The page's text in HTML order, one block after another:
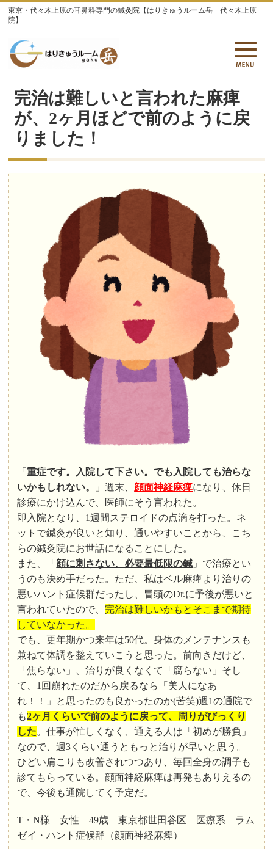
東京・代々木上原の耳鼻科専門の鍼灸院【はりきゅうルーム岳 代々木上原
院】
完治は難しいと言われた麻痺
が、2ヶ月ほどで前のように戻
りました！
「重症です。入院して下さい。でも入院しても治らな
いかもしれない。
」週末、 顔面神経麻痺になり、休日
診療にかけ込んで、医師にそう言われた。
即入院となり、1週間ステロイドの点滴を打った。ネ
ットで鍼灸が良いと知り、通いやすいことから、こち
らの鍼灸院にお世話になることにした。
また、「 顔に刺さない、必要最低限の鍼 」で治療とい
うのも決め手だった。ただ、私はベル麻痺より治りの
悪いハント症候群だったし、冒頭のDr.に予後が悪いと
言われていたので、 完治は難しいかもとそこまで期待
していなかった。
でも、更年期かつ来年は50代。身体のメンテナンスも
兼ねて体調を整えていこうと思った。前向きだけど、
「焦らない」、治りが良くなくて「腐らない」そし
て、1回崩れたのだから戻るなら「美人になあ
れ！！」と思ったのも良かったのか(苦笑)週1の通院で
も2ヶ月くらいで前のように戻って、周りがびっくり
した。仕事が忙しくなく、通える人は「初めが勝負」
なので、週3くらい通うともっと治りが早いと思う。
ひどい肩こりも改善されつつあり、毎回全身の調子も
診てもらっている。顔面神経麻痺は再発もありえるの
で、今後も通院してく予定だ。
T・N様 女性 49歳 東京都世田谷区 医療系 ラム
ゼイ・ハント症候群（顔面神経麻痺）